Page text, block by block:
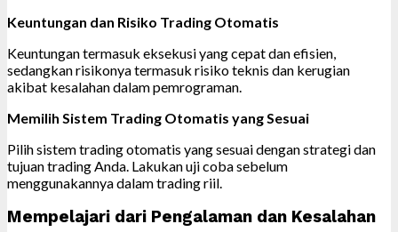
Keuntungan dan Risiko Trading Otomatis
Keuntungan termasuk eksekusi yang cepat dan efisien,
sedangkan risikonya termasuk risiko teknis dan kerugian
akibat kesalahan dalam pemrograman.
Memilih Sistem Trading Otomatis yang Sesuai
Pilih sistem trading otomatis yang sesuai dengan strategi dan
tujuan trading Anda. Lakukan uji coba sebelum
menggunakannya dalam trading riil.
Mempelajari dari Pengalaman dan Kesalahan